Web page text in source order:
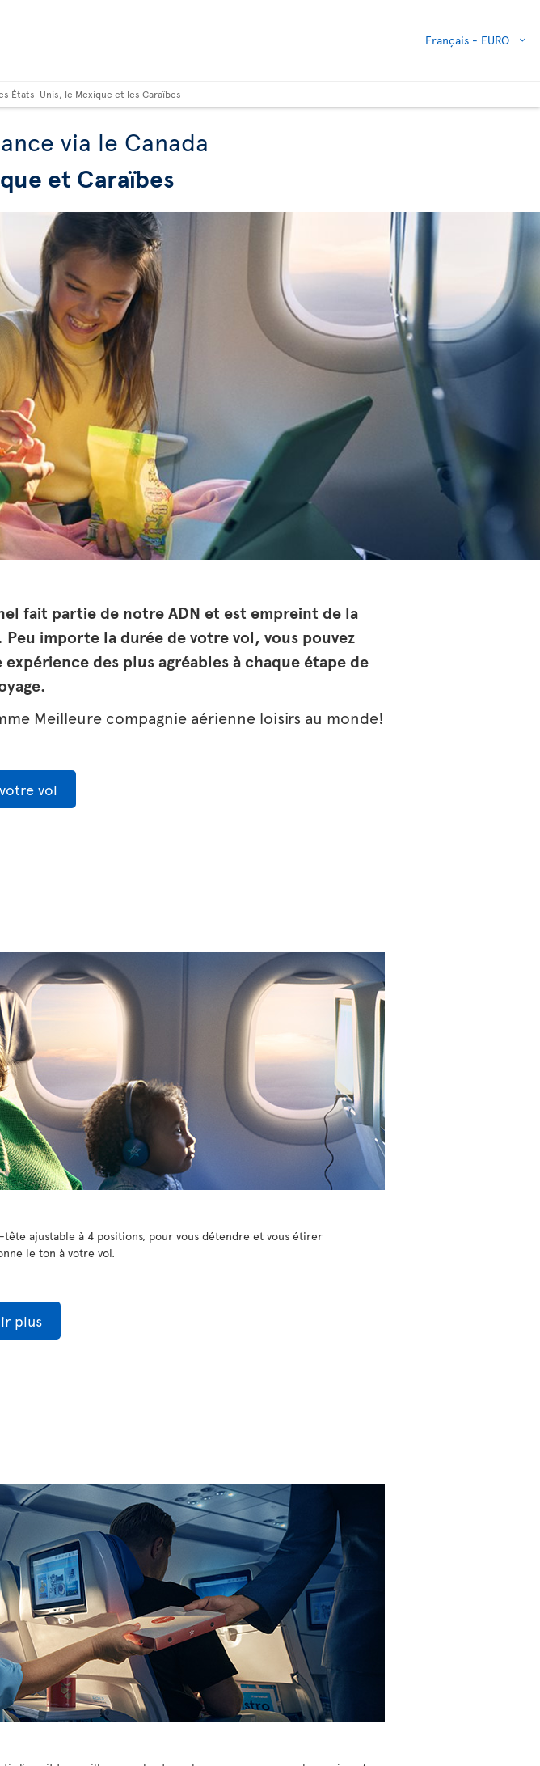
Français - EURO
États-Unis, le Mexique et les Caraïbes
via le Canada
et Caraïbes
fait partie de notre ADN et est empreint de la
importe la durée de votre vol, vous pouvez
des plus agréables à chaque étape de
Meilleure compagnie aérienne loisirs au monde!
vol
ajustable à 4 positions, pour vous détendre et vous étirer
le ton à votre vol.
plus